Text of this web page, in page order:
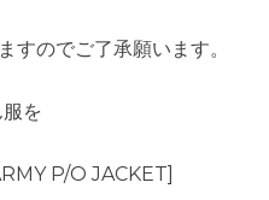
すのでご了承願います。
を
P/O JACKET]